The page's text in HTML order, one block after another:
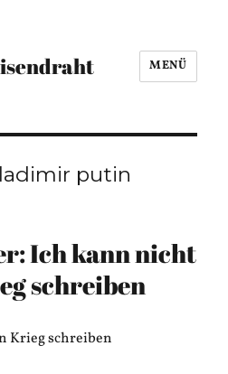
MENÜ
putin
Ich kann nicht
schreiben
Krieg schreiben